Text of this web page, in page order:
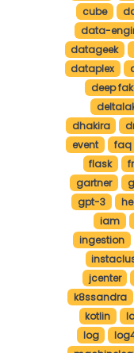
cube
data-
datageek
dataplex
deep
dhakira
event
faq
flask
gartner
gpt-3
iam
ingestion
jcenter
k8ssandra
kotlin
log